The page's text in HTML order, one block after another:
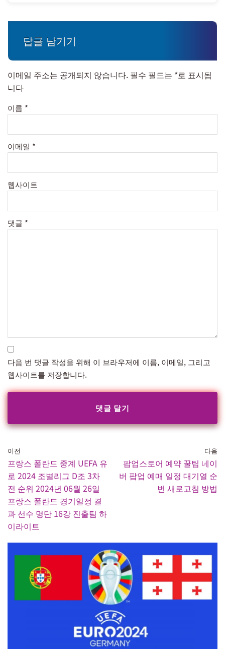
답글 남기기
이메일 주소는 공개되지 않습니다. 필수 필드는 *로 표시됩
니다
이름 *
이메일 *
웹사이트
댓글 *
다음 번 댓글 작성을 위해 이 브라우저에 이름, 이메일, 그리고
웹사이트를 저장합니다.
이전
프랑스 폴란드 중계 UEFA 유
로 2024 조별리그 D조 3차
전 순위 2024년 06월 26일
프랑스 폴란드 경기일정 결
과 선수 명단 16강 진출팀 하
이라이트
다음
팝업스토어 예약 꿀팁 네이
버 팝업 예매 일정 대기열 순
번 새로고침 방법